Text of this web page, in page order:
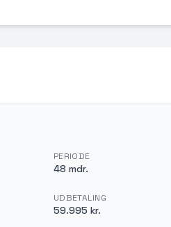
PERIODE
48 mdr.
UDBETALING
59.995 kr.